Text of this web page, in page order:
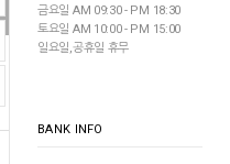
금요일 AM 09:30 - PM 18:30
토요일 AM 10:00 - PM 15:00
일요일,공휴일 휴무
BANK INFO
리플렉터 >SMDV